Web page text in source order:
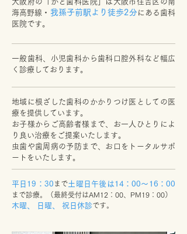
海高野線・ 我孫子前駅より徒歩2分にある歯科
医院です。
一般歯科、小児歯科から歯科口腔外科など幅広
く診療しております。
地域に根ざした歯科のかかりつけ医としての医
療を提供しています。
お子様からご高齢者様まで、お一人ひとりによ
り良い治療をご提案いたします。
虫歯や歯周病の予防まで、お口をトータルサポ
ートをいたします。
平日19：30 まで土曜日午後は14：00～16：00
まで診療。（最終受付はAM12：00、PM19：00）
木曜、 日曜、 祝日休診です。